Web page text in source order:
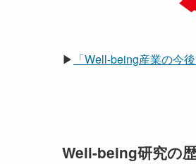
▶ 「Well-being産業の今
Well-being研究の